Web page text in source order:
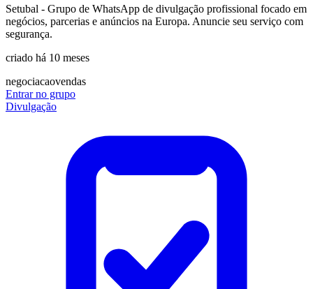
Setubal - Grupo de WhatsApp de divulgação profissional focado em
negócios, parcerias e anúncios na Europa. Anuncie seu serviço com
segurança.
criado há 10 meses
negociacaovendas
Entrar no grupo
Divulgação